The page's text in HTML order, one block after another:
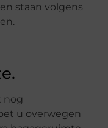
staan volgens
nog
u overwegen